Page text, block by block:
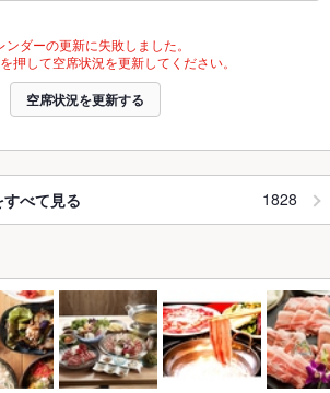
ンダーの更新に失敗しました。
押して空席状況を更新してください。
空席状況を更新する
べて見る 1828